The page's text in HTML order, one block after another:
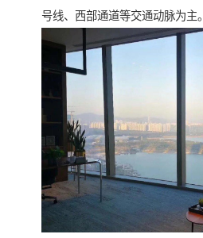
号线、西部通道等交通动脉为主。